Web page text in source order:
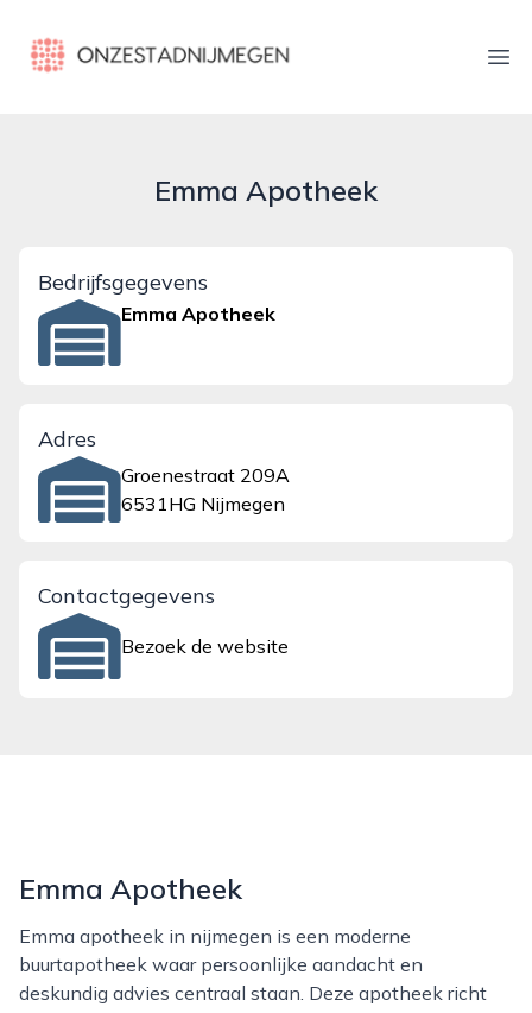
onzestadnijmegen.nl
Emma Apotheek
Bedrijfsgegevens
Emma Apotheek
Adres
Groenestraat 209A
6531HG Nijmegen
Contactgegevens
Bezoek de website
Emma Apotheek
Emma apotheek in nijmegen is een moderne
buurtapotheek waar persoonlijke aandacht en
deskundig advies centraal staan. Deze apotheek richt